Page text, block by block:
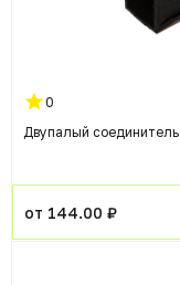
0
Двупалый соединитель
от 144.00 ₽